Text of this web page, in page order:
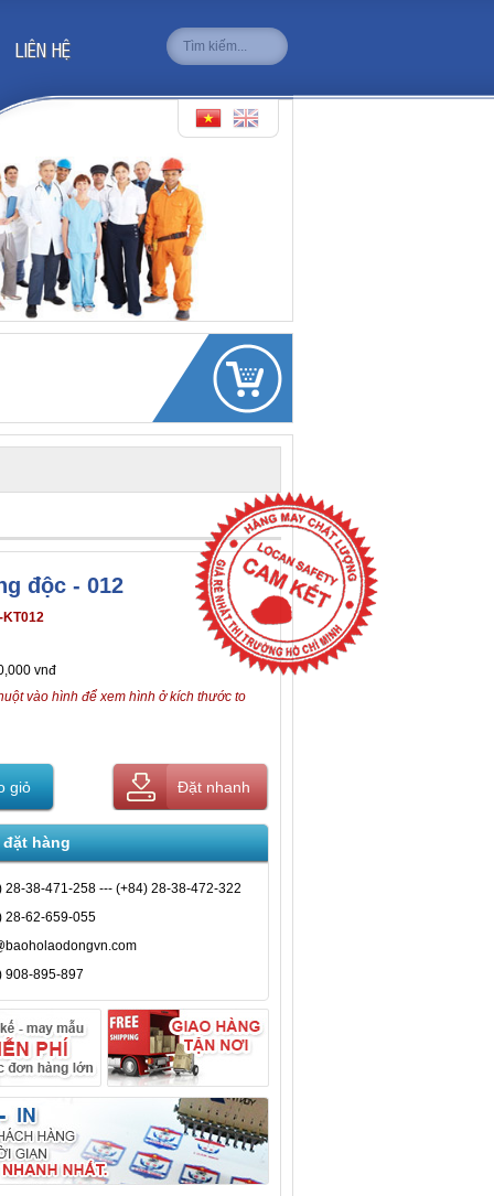
LIÊN HỆ
độc - 012
KT012
vnđ
vào hình để xem hình ở kích thước to
giỏ Đặt nhanh
hàng
28-38-471-258 --- (+84) 28-38-472-322
28-62-659-055
908-895-897